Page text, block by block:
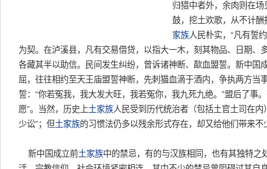
归猎中者外，余肉则在
鼓，挖土欢歌，从不计
家族人民朴实，“凡有誓
为契。在泸溪县，凡有交易借贷，以指大一木，刻其物品、日期、
各藏其半以助信。民间发生纠纷，曾诉诸神断、歃血盟誓。新中国
屈，往往相约至天王庙盟誓神断，先刺猫血滴于酒内，争执两方当
誓：“你若冤我，我大发大旺，我若冤你，我九死九绝。”盟后了事
愿”。当然，历史上土家族人民受到历代统治者（包括土官土司在
少讼”；但土家族的习惯法仍多以残余形式存在，却又给他们带来不
新中国成立前土家族中的禁忌，有的与汉族相同，也有其独特之